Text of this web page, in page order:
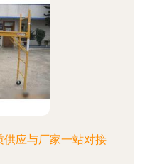
应与厂家一站对接